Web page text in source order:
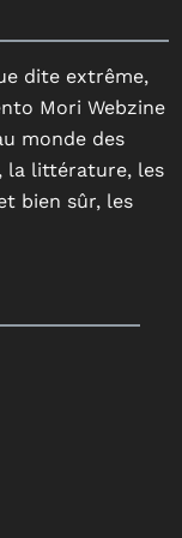
dite extrême,
Mori Webzine
monde des
la littérature, les
bien sûr, les